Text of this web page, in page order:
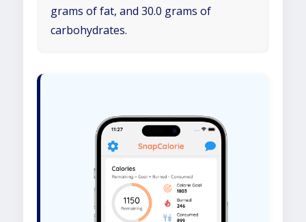
grams of fat, and 30.0 grams of
carbohydrates.